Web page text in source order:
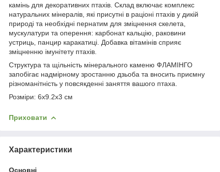
камінь для декоративних птахів. Склад включає комплекс
натуральних мінералів, які присутні в раціоні птахів у дикій
природі та необхідні пернатим для зміцнення скелета,
мускулатури та оперення: карбонат кальцію, раковини
устриць, панцир каракатиці. Добавка вітамінів сприяє
зміцненню імунітету птахів.
Структура та щільність мінерального каменю ФЛАМІНГО
запобігає надмірному зростанню дзьоба та вносить приємну
різноманітність у повсякденні заняття вашого птаха.
Розміри: 6х9.2х3 см
Приховати
Характеристики
Основні